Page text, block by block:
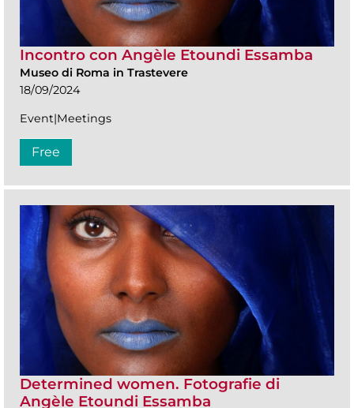
Incontro con Angèle Etoundi Essamba
Museo di Roma in Trastevere
18/09/2024
Event|Meetings
Free
Determined women. Fotografie di
Angèle Etoundi Essamba